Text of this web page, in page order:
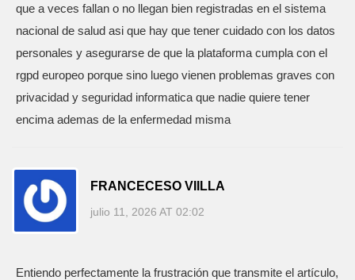
que a veces fallan o no llegan bien registradas en el sistema
nacional de salud asi que hay que tener cuidado con los datos
personales y asegurarse de que la plataforma cumpla con el
rgpd europeo porque sino luego vienen problemas graves con
privacidad y seguridad informatica que nadie quiere tener
encima ademas de la enfermedad misma
FRANCECESO VIILLA
julio 11, 2026 AT 02:02
Entiendo perfectamente la frustración que transmite el artículo,